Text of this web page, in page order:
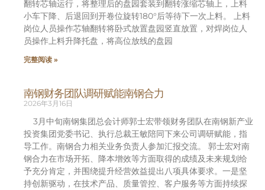
翻转芯轴运行，将整理后的盘园套装到翻转涨缩芯轴上，上料
小车下降、后退回到开卷位旋转180°后等待下一次上料。 上料
岗位人员操作芯轴翻转将卧式放置盘园竖直放置，对焊岗位人
员操作上料升降托盘，将高位放线的盘园
完整阅读 »
南钢财务团队调研赋能南钢合力
2026年3月16日
3月中旬南钢集团总会计师郭士宏带领财务团队在南钢新产业
投资集团党委书记、执行总裁王敏陪同下来公司调研赋能，指
导工作。南钢合力相关业务负责人参加汇报交流。 郭士宏对南
钢合力在市场开拓、降本增效等方面取得的成绩及未来规划给
予充分肯定，并围绕提升经营效益提出八项具体要求。一是坚
持创新驱动，在技术产品、质量管控、客户服务等方面持续探